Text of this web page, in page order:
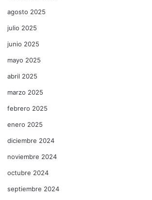
agosto 2025
julio 2025
junio 2025
mayo 2025
abril 2025
marzo 2025
febrero 2025
enero 2025
diciembre 2024
noviembre 2024
octubre 2024
septiembre 2024